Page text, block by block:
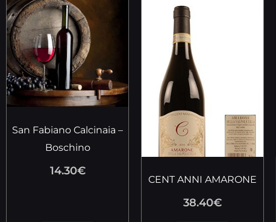
San Fabiano Calcinaia –
Boschino
14.30€
CENT ANNI AMARONE
38.40€